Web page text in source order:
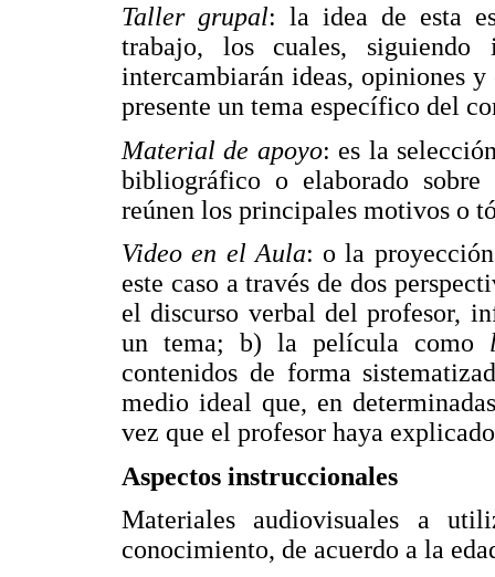
Taller grupal: la idea de esta
trabajo, los cuales, siguiendo
intercambiarán ideas, opiniones
presente un tema específico del
Material de apoyo: es la
bibliográfico o elaborado sobre
reúnen los principales motivos o
Video en el Aula: o la
este caso a través de dos
el discurso verbal del profesor,
un tema; b) la película como
contenidos de forma
medio ideal que, en
vez que el profesor haya
Aspectos instruccionales
Materiales audiovisuales a
conocimiento, de acuerdo a la